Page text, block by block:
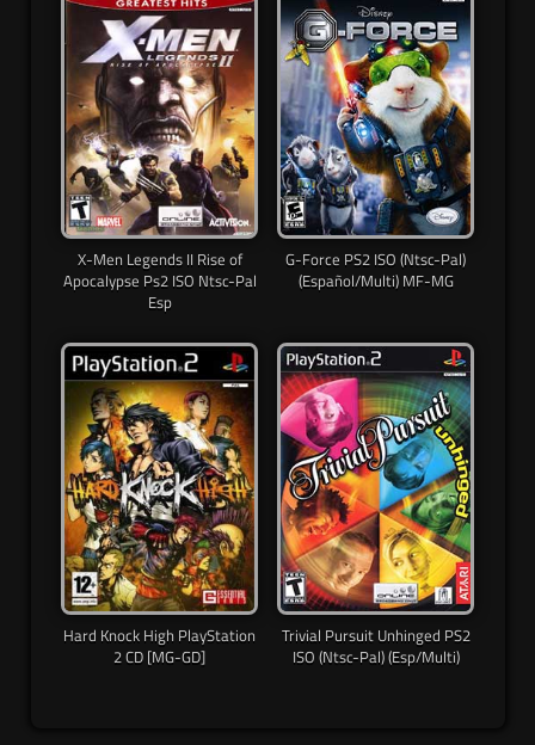
X-Men Legends II Rise of
Apocalypse Ps2 ISO Ntsc-Pal
Esp
G-Force PS2 ISO (Ntsc-Pal)
(Español/Multi) MF-MG
Hard Knock High PlayStation
2 CD [MG-GD]
Trivial Pursuit Unhinged PS2
ISO (Ntsc-Pal) (Esp/Multi)